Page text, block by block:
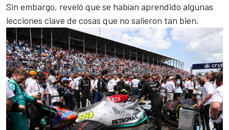
Sin embargo, reveló que se habían aprendido algunas
lecciones clave de cosas que no salieron tan bien.